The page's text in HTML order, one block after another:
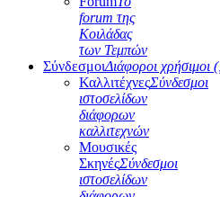
forum της
Κοιλάδας
των Τεμπών
ΣύνδεσμοιΔιάφοροι χρήσιμοι
ΚαλλιτέχνεςΣύνδεσμοι
ιστοσελίδων
διάφορων
καλλιτεχνών
Μουσικές
ΣκηνέςΣύνδεσμοι
ιστοσελίδων